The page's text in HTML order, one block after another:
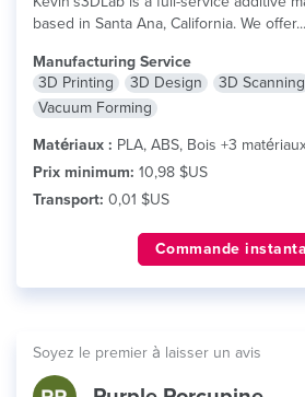
based in Santa Ana, California. We offer...
Manufacturing Service
3D Printing
3D Design 3D Scanning
Vacuum Forming
Matériaux : PLA, ABS, Bois +3
Prix minimum: 10,98 $US
Transport: 0,01 $US
Commande
Soyez le premier à laisser un avis